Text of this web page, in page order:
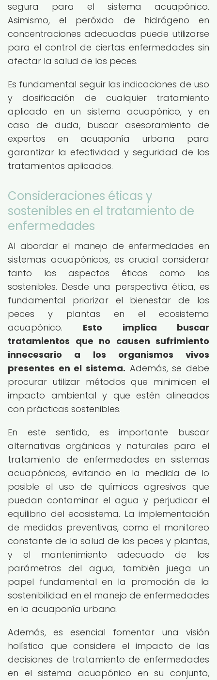
segura para el sistema acuapónico.
Asimismo, el peróxido de hidrógeno en
concentraciones adecuadas puede utilizarse
para el control de ciertas enfermedades sin
afectar la salud de los peces.
Es fundamental seguir las indicaciones de uso
y dosificación de cualquier tratamiento
aplicado en un sistema acuapónico, y en
caso de duda, buscar asesoramiento de
expertos en acuaponía urbana para
garantizar la efectividad y seguridad de los
tratamientos aplicados.
Consideraciones éticas y
sostenibles en el tratamiento de
enfermedades
Al abordar el manejo de enfermedades en
sistemas acuapónicos, es crucial considerar
tanto los aspectos éticos como los
sostenibles. Desde una perspectiva ética, es
fundamental priorizar el bienestar de los
peces y plantas en el ecosistema
acuapónico. Esto implica buscar
tratamientos que no causen sufrimiento
innecesario a los organismos vivos
presentes en el sistema. Además, se debe
procurar utilizar métodos que minimicen el
impacto ambiental y que estén alineados
con prácticas sostenibles.
En este sentido, es importante buscar
alternativas orgánicas y naturales para el
tratamiento de enfermedades en sistemas
acuapónicos, evitando en la medida de lo
posible el uso de químicos agresivos que
puedan contaminar el agua y perjudicar el
equilibrio del ecosistema. La implementación
de medidas preventivas, como el monitoreo
constante de la salud de los peces y plantas,
y el mantenimiento adecuado de los
parámetros del agua, también juega un
papel fundamental en la promoción de la
sostenibilidad en el manejo de enfermedades
en la acuaponía urbana.
Además, es esencial fomentar una visión
holística que considere el impacto de las
decisiones de tratamiento de enfermedades
en el sistema acuapónico en su conjunto,